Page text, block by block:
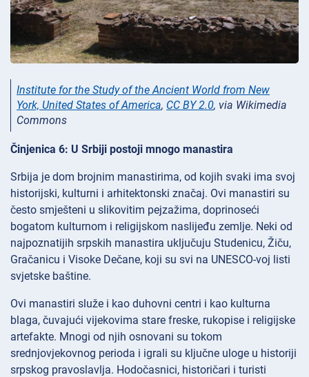
Institute for the Study of the Ancient World from New
York, United States of America, CC BY 2.0, via Wikimedia
Commons
Činjenica 6: U Srbiji postoji mnogo manastira
Srbija je dom brojnim manastirima, od kojih svaki ima svoj
historijski, kulturni i arhitektonski značaj. Ovi manastiri su
često smješteni u slikovitim pejzažima, doprinoseći
bogatom kulturnom i religijskom naslijeđu zemlje. Neki od
najpoznatijih srpskih manastira uključuju Studenicu, Žiču,
Gračanicu i Visoke Dečane, koji su svi na UNESCO-voj listi
svjetske baštine.
Ovi manastiri služe i kao duhovni centri i kao kulturna
blaga, čuvajući vijekovima stare freske, rukopise i religijske
artefakte. Mnogi od njih osnovani su tokom
srednjovjekovnog perioda i igrali su ključne uloge u historiji
srpskog pravoslavlja. Hodočasnici, historičari i turisti